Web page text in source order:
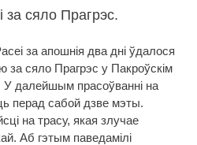
сяло Прагрэс.
за апошнія два дні ўдалося
за сяло Прагрэс у Пакроўскім
У далейшым прасоўванні на
перад сабой дзве мэты.
на трасу, якая злучае
Аб гэтым паведамілі